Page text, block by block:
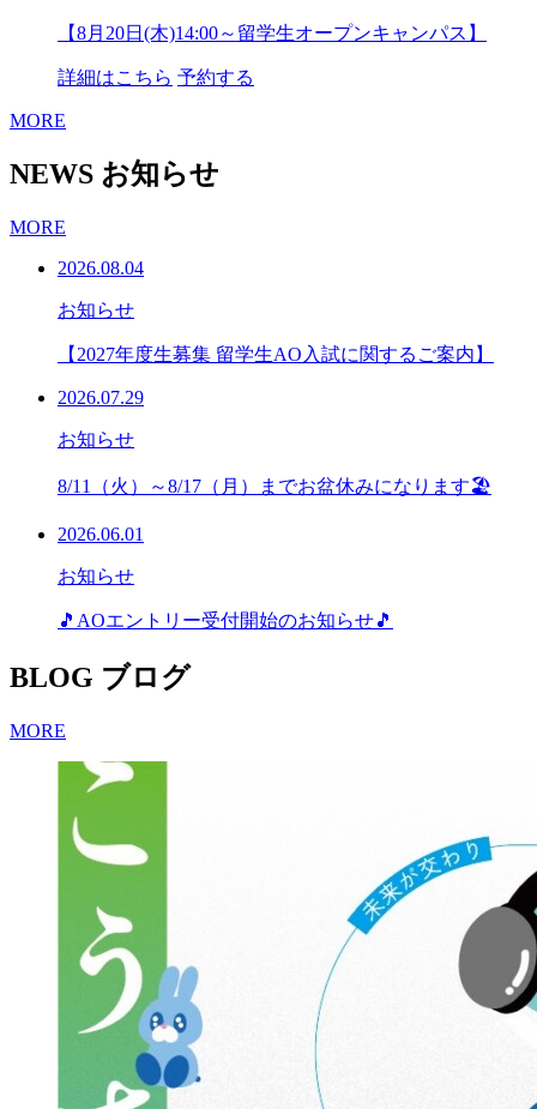
【8月20日(木)14:00～留学生オープンキャンパス】
詳細はこちら 予約する
MORE
NEWS お知らせ
MORE
2026.08.04
お知らせ
【2027年度生募集 留学生AO入試に関するご案内】
2026.07.29
お知らせ
8/11（火）～8/17（月）までお盆休みになります🏖
2026.06.01
お知らせ
🎵AOエントリー受付開始のお知らせ🎵
BLOG ブログ
MORE